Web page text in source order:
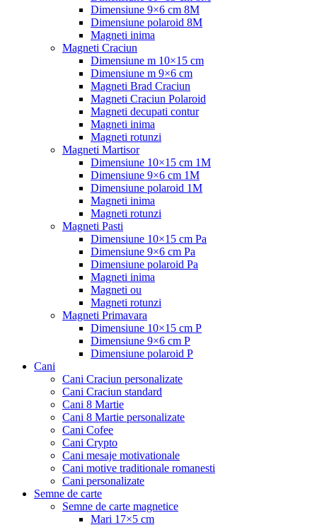
Dimensiune 9×6 cm 8M
Dimensiune polaroid 8M
Magneti inima
Magneti Craciun
Dimensiune m 10×15 cm
Dimensiune m 9×6 cm
Magneti Brad Craciun
Magneti Craciun Polaroid
Magneti decupati contur
Magneti inima
Magneti rotunzi
Magneti Martisor
Dimensiune 10×15 cm 1M
Dimensiune 9×6 cm 1M
Dimensiune polaroid 1M
Magneti inima
Magneti rotunzi
Magneti Pasti
Dimensiune 10×15 cm Pa
Dimensiune 9×6 cm Pa
Dimensiune polaroid Pa
Magneti inima
Magneti ou
Magneti rotunzi
Magneti Primavara
Dimensiune 10×15 cm P
Dimensiune 9×6 cm P
Dimensiune polaroid P
Cani
Cani Craciun personalizate
Cani Craciun standard
Cani 8 Martie
Cani 8 Martie personalizate
Cani Cofee
Cani Crypto
Cani mesaje motivationale
Cani motive traditionale romanesti
Cani personalizate
Semne de carte
Semne de carte magnetice
Mari 17×5 cm